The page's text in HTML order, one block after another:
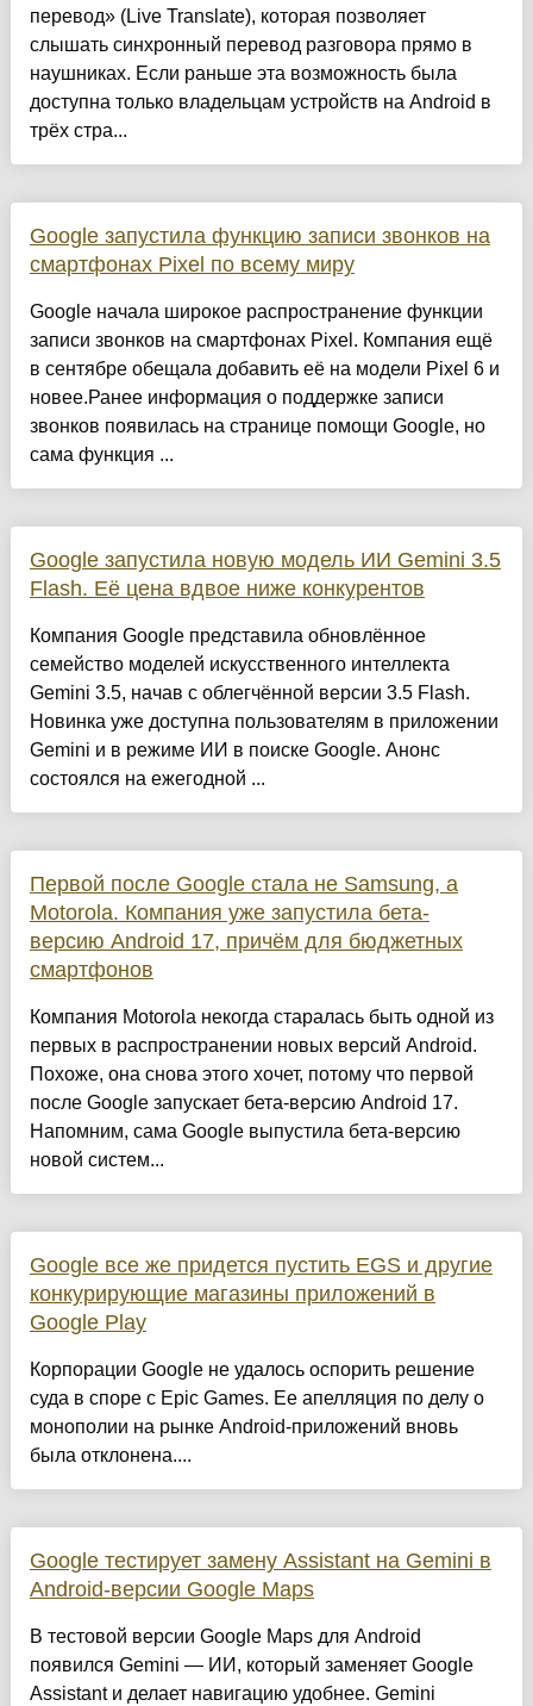
перевод» (Live Translate), которая позволяет
слышать синхронный перевод разговора прямо в
наушниках. Если раньше эта возможность была
доступна только владельцам устройств на Android в
трёх стра...
Google запустила функцию записи звонков на
смартфонах Pixel по всему миру
Google начала широкое распространение функции
записи звонков на смартфонах Pixel. Компания ещё
в сентябре обещала добавить её на модели Pixel 6 и
новее.Ранее информация о поддержке записи
звонков появилась на странице помощи Google, но
сама функция ...
Google запустила новую модель ИИ Gemini 3.5
Flash. Её цена вдвое ниже конкурентов
Компания Google представила обновлённое
семейство моделей искусственного интеллекта
Gemini 3.5, начав с облегчённой версии 3.5 Flash.
Новинка уже доступна пользователям в приложении
Gemini и в режиме ИИ в поиске Google. Анонс
состоялся на ежегодной ...
Первой после Google стала не Samsung, а
Motorola. Компания уже запустила бета-
версию Android 17, причём для бюджетных
смартфонов
Компания Motorola некогда старалась быть одной из
первых в распространении новых версий Android.
Похоже, она снова этого хочет, потому что первой
после Google запускает бета-версию Android 17.
Напомним, сама Google выпустила бета-версию
новой систем...
Google все же придется пустить EGS и другие
конкурирующие магазины приложений в
Google Play
Корпорации Google не удалось оспорить решение
суда в споре с Epic Games. Ее апелляция по делу о
монополии на рынке Android-приложений вновь
была отклонена....
Google тестирует замену Assistant на Gemini в
Android-версии Google Maps
В тестовой версии Google Maps для Android
появился Gemini — ИИ, который заменяет Google
Assistant и делает навигацию удобнее. Gemini